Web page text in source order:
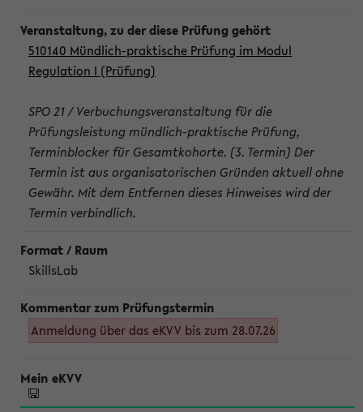
510140 Mündlich-praktische Prüfung im Modul
Regulation I (Prüfung)
SPO 21 / Verbuchungsveranstaltung für die
Prüfungsleistung mündlich-praktische Prüfung,
Terminblocker für Gesamtkohorte. (3. Termin) Der
Termin ist aus organisatorischen Gründen aktuell ohne
Gewähr. Mit dem Entfernen dieses Hinweises wird der
Termin verbindlich.
SkillsLab
Anmeldung über das eKVV bis zum 28.07.26